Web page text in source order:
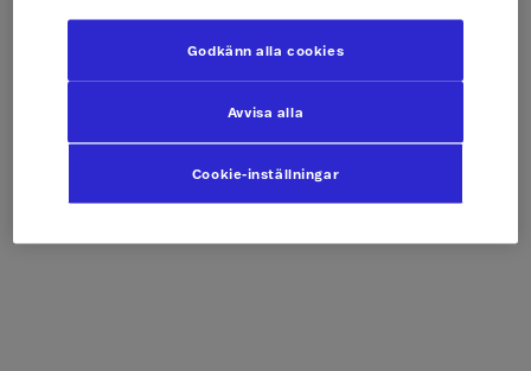
Cookie-inställningar
Avvisa alla
Godkänn alla cookies